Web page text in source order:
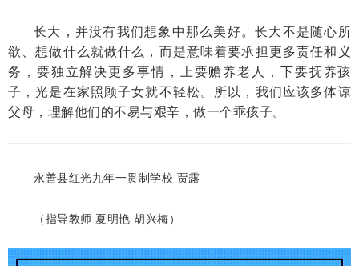
长大，并没有我们想象中那么美好。长大不是随心所
欲、想做什么就做什么，而是意味着要承担更多责任和义
务，要独立解决更多事情，上要赡养老人，下要抚养孩
子，光是在家照顾子女就不轻松。所以，我们应该多体谅
父母，理解他们的不易与艰辛，做一个乖孩子。
永善县红光九年一贯制学校 贾露
（指导教师 夏明艳 胡兴梅）